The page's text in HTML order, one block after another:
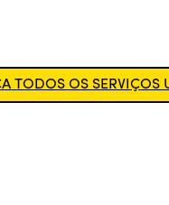
TODOS OS SERVIÇOS